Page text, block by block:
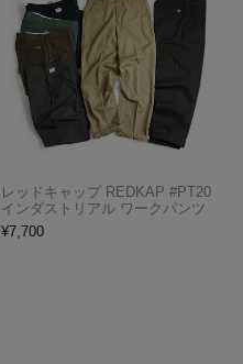
レッドキャップ REDKAP #PT20
インダストリアル ワークパンツ
¥7,700